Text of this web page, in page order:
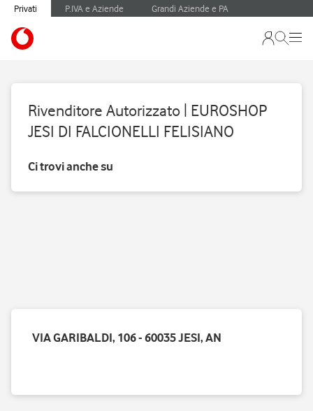
Privati P.IVA e Aziende Grandi Aziende e PA
Rivenditore Autorizzato | EUROSHOP
JESI DI FALCIONELLI FELISIANO
Ci trovi anche su
VIA GARIBALDI, 106 - 60035 JESI, AN